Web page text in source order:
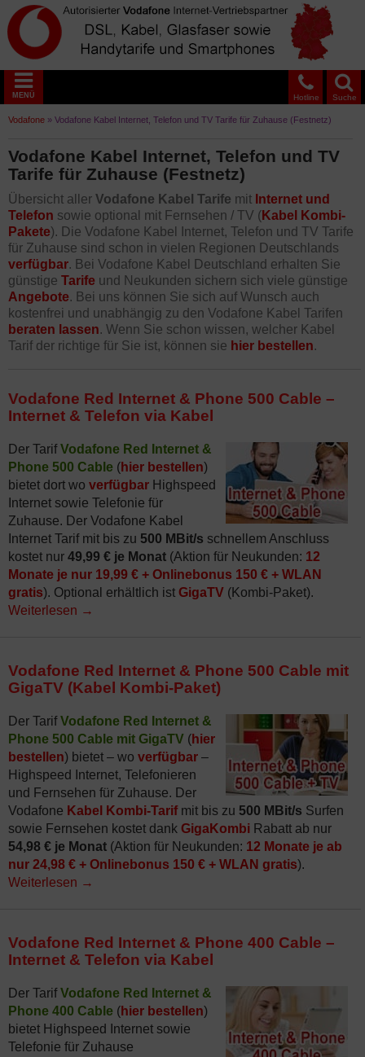
Suche
Hotline
MENÜ
Vodafone » Vodafone Kabel Internet, Telefon und TV Tarife für Zuhause (Festnetz)
Vodafone Kabel Internet, Telefon und TV
Tarife für Zuhause (Festnetz)
Übersicht aller Vodafone Kabel Tarife mit Internet und
Telefon sowie optional mit Fernsehen / TV (Kabel Kombi-
Pakete). Die Vodafone Kabel Internet, Telefon und TV Tarife
für Zuhause sind schon in vielen Regionen Deutschlands
verfügbar. Bei Vodafone Kabel Deutschland erhalten Sie
günstige Tarife und Neukunden sichern sich viele günstige
Angebote. Bei uns können Sie sich auf Wunsch auch
kostenfrei und unabhängig zu den Vodafone Kabel Tarifen
beraten lassen. Wenn Sie schon wissen, welcher Kabel
Tarif der richtige für Sie ist, können sie hier bestellen.
Vodafone Red Internet & Phone 500 Cable –
Internet & Telefon via Kabel
Der TarifVodafone Red Internet &
Phone 500 Cable (hier bestellen)
bietet dort wo verfügbar Highspeed
Internet sowie Telefonie für
Zuhause. Der Vodafone Kabel
Internet Tarif mit bis zu 500 MBit/s schnellem Anschluss
kostet nur 49,99 € je Monat (Aktion für Neukunden: 12
Monate je nur 19,99 € + Onlinebonus 150 € + WLAN
gratis). Optional erhältlich ist GigaTV (Kombi-Paket).
Weiterlesen →
Vodafone Red Internet & Phone 500 Cable mit
GigaTV (Kabel Kombi-Paket)
Der TarifVodafone Red Internet &
Phone 500 Cable mit GigaTV (hier
bestellen) bietet – wo verfügbar –
Highspeed Internet, Telefonieren
und Fernsehen für Zuhause. Der
Vodafone Kabel Kombi-Tarifmit bis zu 500 MBit/s Surfen
sowie Fernsehen kostet dank GigaKombi Rabatt ab nur
54,98 € je Monat (Aktion für Neukunden: 12 Monate je ab
nur 24,98 € + Onlinebonus 150 € + WLAN gratis).
Weiterlesen →
Vodafone Red Internet & Phone 400 Cable –
Internet & Telefon via Kabel
Der TarifVodafone Red Internet &
Phone 400 Cable (hier bestellen)
bietet Highspeed Internet sowie
Telefonie für Zuhause